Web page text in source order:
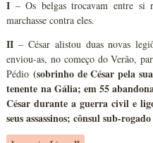
I – Os belgas trocavam entre si
marchasse contra eles.
II – César alistou duas novas
enviou-as, no começo do Verão,
Pédio(sobrinho de César pela
tenente na Gália; em 55
César durante a guerra civil e
seus assassinos; cônsul sub-